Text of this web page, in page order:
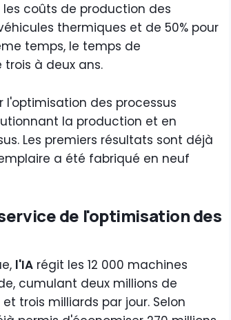
les coûts de production des
thermiques et de 50% pour
temps, le temps de
à deux ans.
l'optimisation des processus
la production et en
Les premiers résultats sont déjà
a été fabriqué en neuf
de l'optimisation des
l'IA régit les 12 000 machines
cumulant deux millions de
trois milliards par jour. Selon